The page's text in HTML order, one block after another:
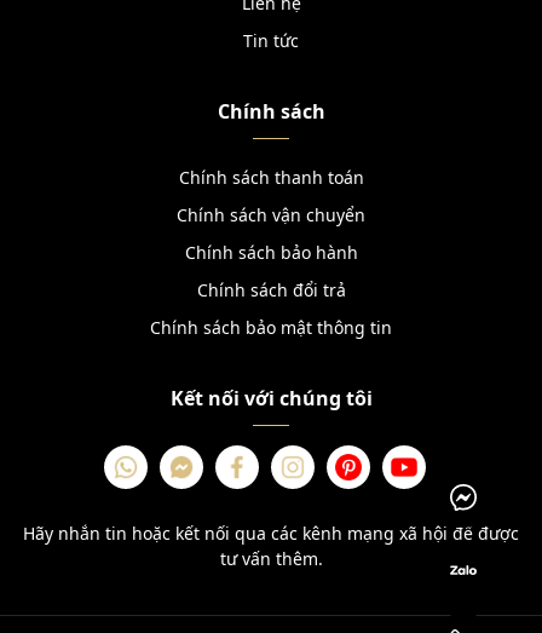
Tin tức
Chính sách
Chính sách thanh toán
Chính sách vận chuyển
Chính sách bảo hành
Chính sách đổi trả
Chính sách bảo mật thông tin
Kết nối với chúng tôi
Hãy nhắn tin hoặc kết nối qua các kênh mạng xã hội để được
tư vấn thêm.